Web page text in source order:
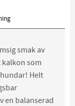
smak av
som
Helt
en balanserad